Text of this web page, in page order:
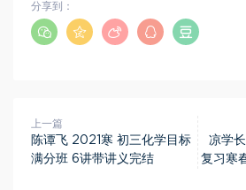
分享到：
上一篇
陈谭飞 2021寒 初三化学目标
满分班 6讲带讲义完结
凉学
复习寒